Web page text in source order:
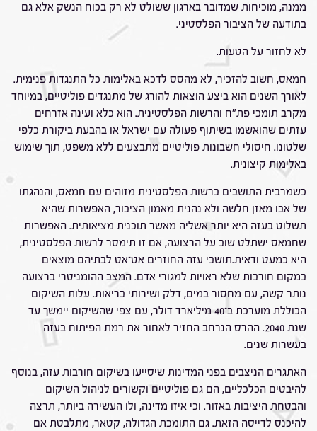
ממנה, מוכיחות שמדובר בארגון ששולט לא רק בכוח הנשק אלא גם
בתודעה של הציבור הפלסטיני.
לא לחזור על הטעות.
חמאס, חשוב להזכיר, לא מהסס לדכא באלימות כל התנגדות פנימית.
לאורך השנים הוא ביצע הוצאות להורג של מתנגדים פוליטיים, במיוחד
מקרב תומכי פת"ח והרשות הפלסטינית. הוא כלא ועינה אזרחים
עזתים שהואשמו בשיתוף פעולה עם ישראל או בהבעת ביקורת כלפי
שלטונו. חיסולי חשבונות פוליטיים מתבצעים ללא משפט, תוך שימוש
באלימות קיצונית.
כשמרבית התושבים ברשות הפלסטינית מזוהים עם חמאס, והנהגתו
של אבו מאזן חלשה ולא נהנית מאמון הציבור, האפשרות שהיא
תשלוט בעזה היא יותר אשליה מאשר תוכנית מציאותית. האפשרות
שחמאס ישתלט שוב על הרצועה, אם זו תימסר לרשות הפלסטינית,
היא כמעט ודאית.תושבי עזה החוזרים אט־אט לבתיהם מוצאים
במקום חורבות שלא ראויות למגורי אדם. המצב ההומניטרי ברצועה
נותר קשה, עם מחסור במים, דלק ושירותי בריאות. עלות השיקום
הכוללת מוערכת ב־40 מיליארד דולר, עם צפי שהשיקום יימשך עד
שנת 2040. ההרס הנרחב החזיר לאחור את רמת הפיתוח בעזה
בעשרות שנים.
האתגרים הניצבים בפני המדינות שיסייעו בשיקום חורבות עזה, בנוסף
להיבטים הכלכליים, הם גם פוליטיים וקשורים לניהול השיקום
והבטחת היציבות באזור. וכי איזו מדינה, ולו העשירה ביותר, תרצה
להיכנס לדייסה הזאת. גם התומכת הגדולה, קטאר, מתלבטת אם